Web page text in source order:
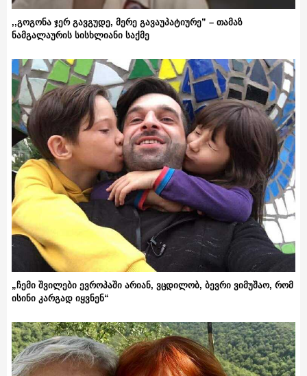
,,გოგონა ჯერ გავგუდე, მერე გავაუპატიურე” – თამაზ
ნამგალაურის სისხლიანი საქმე
„ჩემი შვილები ევროპაში არიან, ვცდილობ, ბევრი ვიმუშაო, რომ
ისინი კარგად იყვნენ“